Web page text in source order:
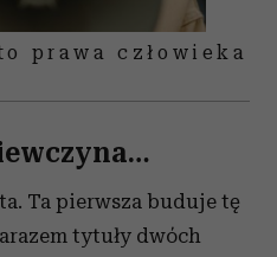
prawa człowieka
Ta pierwsza buduje tę
tytuły dwóch